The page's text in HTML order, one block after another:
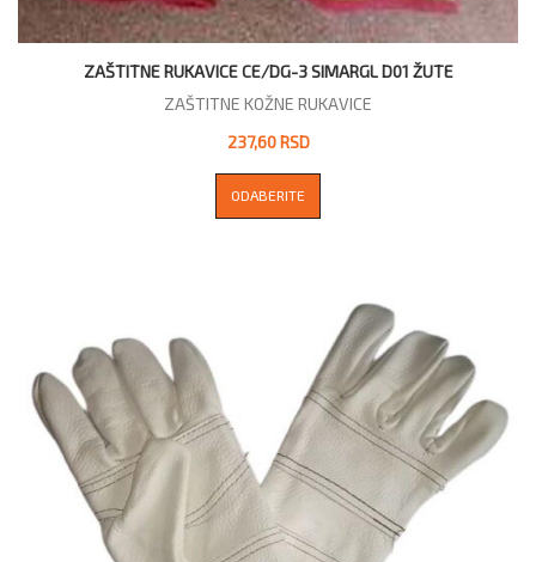
ZAŠTITNE RUKAVICE CE/DG-3 SIMARGL D01 ŽUTE
ZAŠTITNE KOŽNE RUKAVICE
237,60 RSD
ODABERITE